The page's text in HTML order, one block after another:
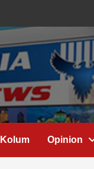
Kolum Opinion